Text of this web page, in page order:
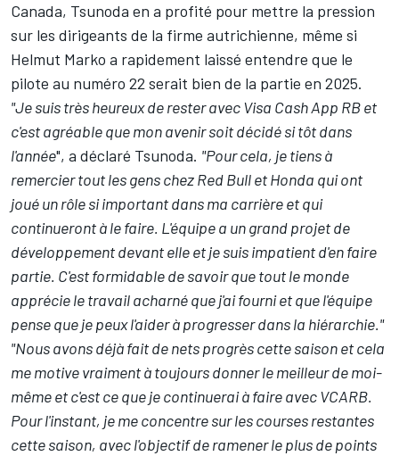
Canada, Tsunoda en a profité pour mettre la pression
sur les dirigeants de la firme autrichienne, même si
Helmut Marko a rapidement laissé entendre que le
pilote au numéro 22 serait bien de la partie en 2025.
"Je suis très heureux de rester avec Visa Cash App RB et
c'est agréable que mon avenir soit décidé si tôt dans
l'année", a déclaré Tsunoda. "Pour cela, je tiens à
remercier tout les gens chez Red Bull et Honda qui ont
joué un rôle si important dans ma carrière et qui
continueront à le faire. L'équipe a un grand projet de
développement devant elle et je suis impatient d'en faire
partie. C'est formidable de savoir que tout le monde
apprécie le travail acharné que j'ai fourni et que l'équipe
pense que je peux l'aider à progresser dans la hiérarchie."
"Nous avons déjà fait de nets progrès cette saison et cela
me motive vraiment à toujours donner le meilleur de moi-
même et c'est ce que je continuerai à faire avec VCARB.
Pour l'instant, je me concentre sur les courses restantes
cette saison, avec l'objectif de ramener le plus de points